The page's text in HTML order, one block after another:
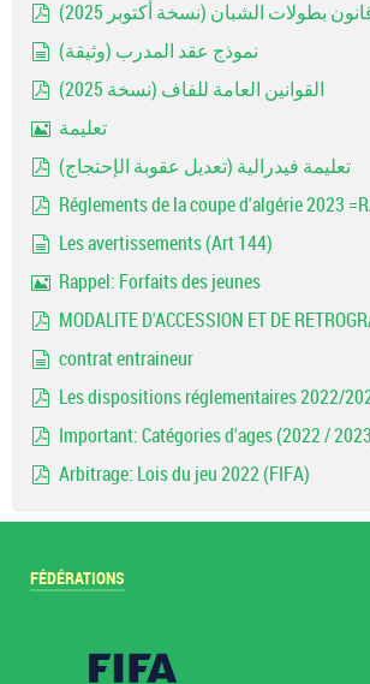
بطولات الشبان (نسخة أكتوبر 2025)
نموذج عقد المدرب (وثيقة)
القوانين العامة للفاف (نسخة 2025)
تعليمة
تعليمة فيدرالية (تعديل عقوبة الإحتجاج)
Réglements de la coupe d'algérie 2023
Les avertissements (Art 144)
Rappel: Forfaits des jeunes
MODALITE D'ACCESSION ET DE
contrat entraineur
Les dispositions réglementaires 2022/
Important: Catégories d'ages (2022 /
Arbitrage: Lois du jeu 2022 (FIFA)
FÉDÉRATIONS